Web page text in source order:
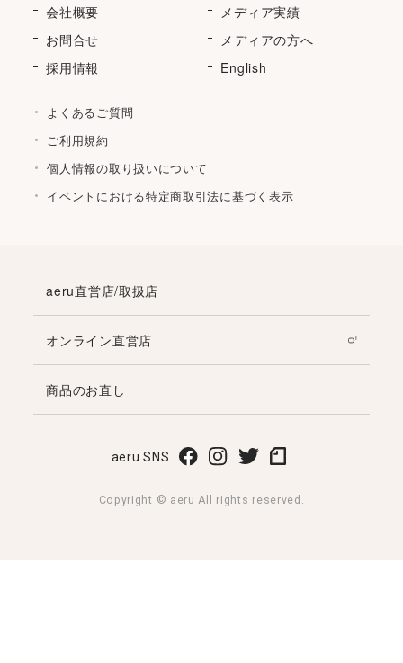
会社概要
メディア実績
お問合せ
メディアの方へ
採用情報
English
よくあるご質問
ご利用規約
個人情報の取り扱いについて
イベントにおける特定商取引法に基づく表示
aeru直営店/取扱店
オンライン直営店
商品のお直し
aeru SNS
Copyright © aeru All rights reserved.